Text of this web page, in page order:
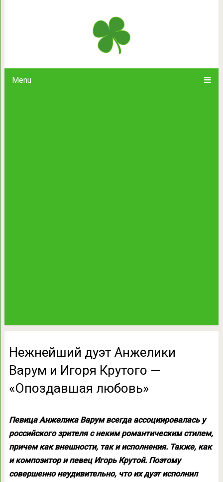
Menu
Нежнейший дуэт Анжелики
Нежнейший дуэт Анжелики
Варум и Игоря Крутого —
«Опоздавшая любовь»
Певица Анжелика Варум всегда ассоциировалась у
российского зрителя с неким романтическим стилем,
причем как внешности, так и исполнения. Также, как
и композитор и певец Игорь Крутой. Поэтому
совершенно неудивительно, что их дуэт исполнил